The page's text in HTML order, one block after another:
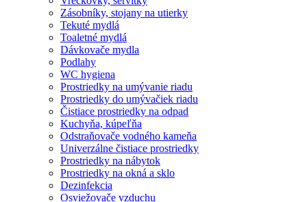
Zásobníky, stojany na utierky
Tekuté mydlá
Toaletné mydlá
Dávkovače mydla
Podlahy
WC hygiena
Prostriedky na umývanie riadu
Prostriedky do umývačiek riadu
Čistiace prostriedky na odpad
Kuchyňa, kúpeľňa
Odstraňovače vodného kameňa
Univerzálne čistiace prostriedky
Prostriedky na nábytok
Prostriedky na okná a sklo
Dezinfekcia
Osviežovače vzduchu